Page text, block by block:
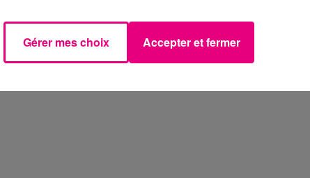
Gérer mes choix Accepter et fermer